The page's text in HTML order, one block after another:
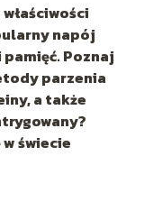
napój
Poznaj
parzenia
a także
świecie